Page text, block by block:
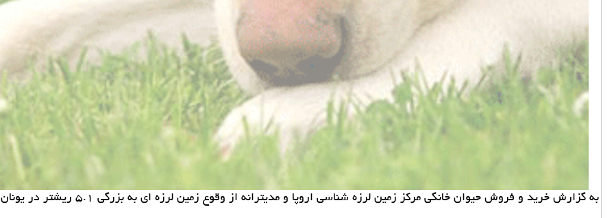
به گزارش خرید و فروش حیوان خانگی مركز زمین لرزه شناسی اروپا و مدیترانه از وقوع زمین لرزه ای به بزرگی ۵.۱ ریشتر در یونان اطلاع داد.